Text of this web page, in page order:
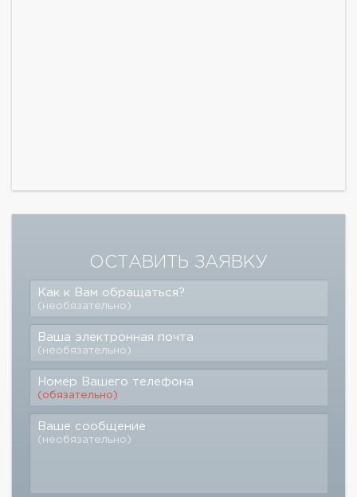
ОСТАВИТЬ ЗАЯВКУ
Как к Вам обращаться?
(необязательно)
Ваша электронная почта
(необязательно)
Номер Вашего телефона
(обязательно)
Ваше сообщение
(необязательно)